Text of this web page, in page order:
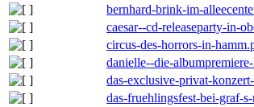
bernhard-brink-im-
caesar--cd-releaseparty-in-
circus-des-horrors-in-
danielle--die-
das-exclusive-privat-
das-fruehlingsfest-bei-graf-